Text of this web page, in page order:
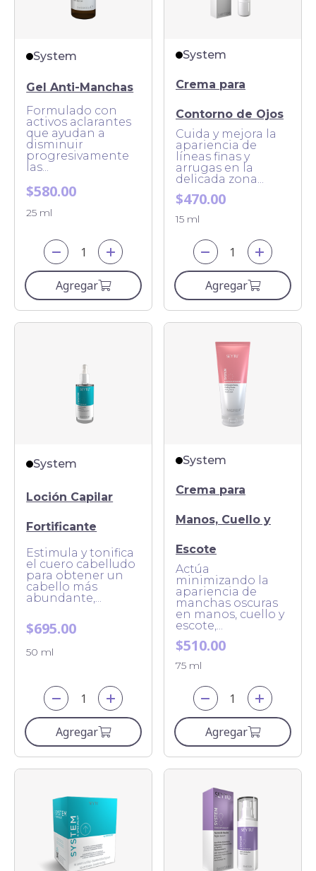
System
Gel Anti-Manchas
Formulado con
activos aclarantes
que ayudan a
disminuir
progresivamente
las...
$580.00
25 ml
Agregar
System
Crema para
Contorno de Ojos
Cuida y mejora la
apariencia de
líneas finas y
arrugas en la
delicada zona...
$470.00
15 ml
Agregar
System
Loción Capilar
Fortificante
Estimula y tonifica
el cuero cabelludo
para obtener un
cabello más
abundante,...
$695.00
50 ml
Agregar
System
Crema para
Manos, Cuello y
Escote
Actúa
minimizando la
apariencia de
manchas oscuras
en manos, cuello y
escote,...
$510.00
75 ml
Agregar